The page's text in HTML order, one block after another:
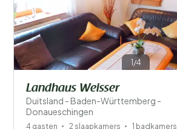
1/4
Landhaus Weisser
Duitsland - Baden-Württemberg -
Donaueschingen
4 gasten 2 slaapkamers 1 badkamers